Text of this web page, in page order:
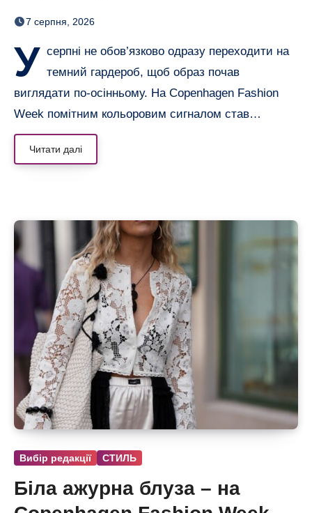
образів, що переводять літо
7 серпня, 2026
У серпні не обов’язково одразу переходити на
темний гардероб, щоб образ почав
виглядати по-осінньому. На Copenhagen Fashion
Week помітним кольоровим сигналом став…
Читати далі
Вибір редакції СТИЛЬ
Біла ажурна блуза – на